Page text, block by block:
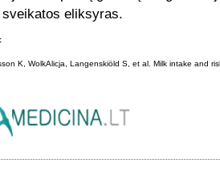
sveikatos eliksyras.
K, WolkAlicja, Langenskiöld S, et al. Milk intake and